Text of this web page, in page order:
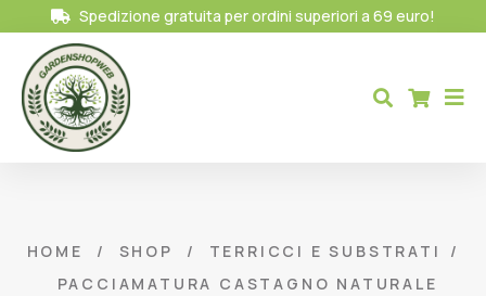
Spedizione gratuita per ordini superiori a 69 euro!
HOME / SHOP / TERRICCI E SUBSTRATI
/
PACCIAMATURA CASTAGNO NATURALE